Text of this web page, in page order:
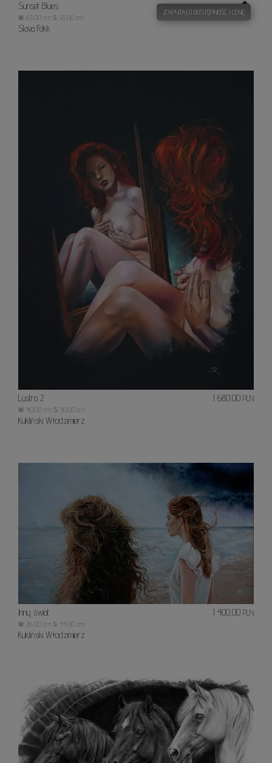
Sunset Blues
W: 65.00 cm S: 55.00 cm
Slava Fokk
ZAPYTAJ O DOSTĘPNOŚĆ I CENĘ
Lustro 2
W: 40.00 cm S: 30.00 cm
Kukliński Włodzimierz
1 680,00 PLN
Inny świat
W: 26.00 cm S: 44.00 cm
Kukliński Włodzimierz
1 400,00 PLN